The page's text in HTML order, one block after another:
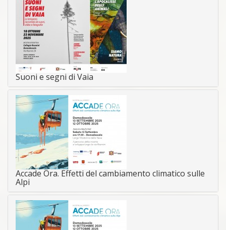
Suoni e segni di Vaia
Accade Ora. Effetti del cambiamento climatico sulle
Alpi